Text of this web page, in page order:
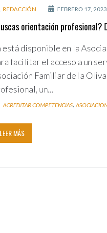
REDACCIÓN FEBRERO 17, 2023
orientación profesional?
está disponible en la
facilitar el acceso a un
Familiar de la
un...
ACREDITAR COMPETENCIAS,
LEER MÁS